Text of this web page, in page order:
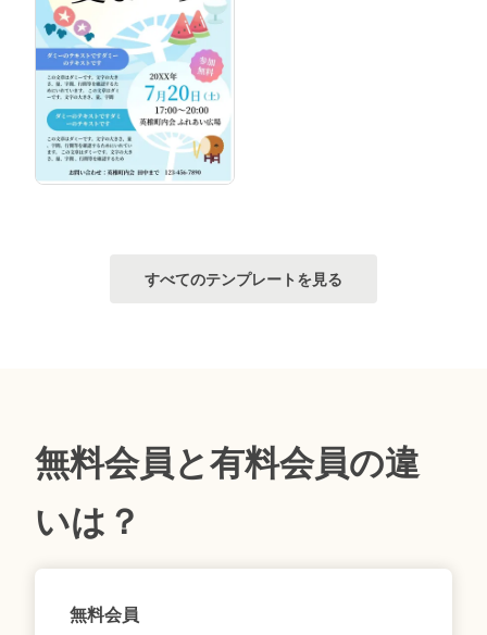
すべてのテンプレートを見る
無料会員と有料会員の違
いは？
無料会員